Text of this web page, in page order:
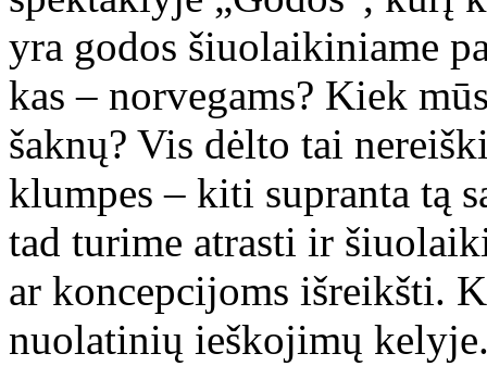
yra godos šiuolaikiniame
kas – norvegams? Kiek
šaknų? Vis dėlto tai
klumpes – kiti supranta tą
tad turime atrasti ir
ar koncepcijoms išreikšti.
nuolatinių ieškojimų